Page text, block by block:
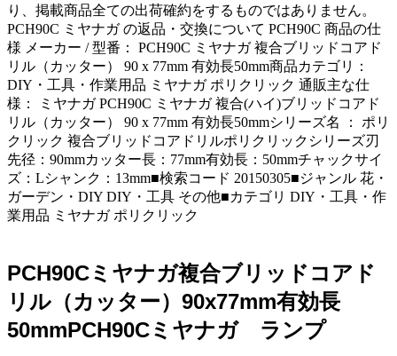
り、掲載商品全ての出荷確約をするものではありません。
PCH90C ミヤナガ の返品・交換について PCH90C 商品の仕
様 メーカー / 型番： PCH90C ミヤナガ 複合ブリッドコアド
リル（カッター） 90 x 77mm 有効長50mm商品カテゴリ：
DIY・工具・作業用品 ミヤナガ ポリクリック 通販主な仕
様： ミヤナガ PCH90C ミヤナガ 複合(ハイ)ブリッドコアド
リル（カッター） 90 x 77mm 有効長50mmシリーズ名 ： ポリ
クリック 複合ブリッドコアドリルポリクリックシリーズ刃
先径：90mmカッター長：77mm有効長：50mmチャックサイ
ズ：Lシャンク：13mm■検索コード 20150305■ジャンル 花・
ガーデン・DIY DIY・工具 その他■カテゴリ DIY・工具・作
業用品 ミヤナガ ポリクリック
PCH90Cミヤナガ複合ブリッドコアド
リル（カッター）90x77mm有効長
50mmPCH90Cミヤナガ ランプ